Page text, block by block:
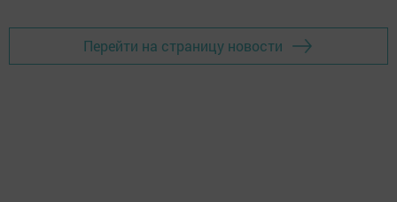
Перейти на страницу новости